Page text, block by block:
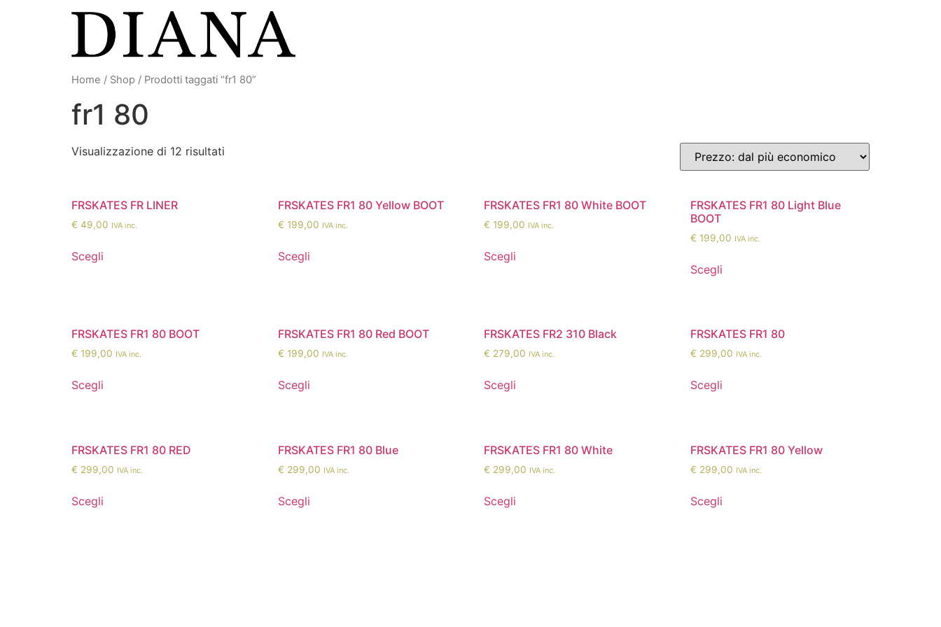
Home / Shop / Prodotti taggati “fr1 80”
fr1 80
Visualizzazione di 12 risultati
FRSKATES FR LINER
€ 49,00 IVA inc.
Scegli
FRSKATES FR1 80 Yellow BOOT
€ 199,00 IVA inc.
Scegli
FRSKATES FR1 80 White BOOT
€ 199,00 IVA inc.
Scegli
FRSKATES FR1 80 Light Blue
BOOT
€ 199,00 IVA inc.
Scegli
FRSKATES FR1 80 BOOT
€ 199,00 IVA inc.
Scegli
FRSKATES FR1 80 Red BOOT
€ 199,00 IVA inc.
Scegli
FRSKATES FR2 310 Black
€ 279,00 IVA inc.
Scegli
FRSKATES FR1 80
€ 299,00 IVA inc.
Scegli
FRSKATES FR1 80 RED
€ 299,00 IVA inc.
Scegli
FRSKATES FR1 80 Blue
€ 299,00 IVA inc.
Scegli
FRSKATES FR1 80 White
€ 299,00 IVA inc.
Scegli
FRSKATES FR1 80 Yellow
€ 299,00 IVA inc.
Scegli